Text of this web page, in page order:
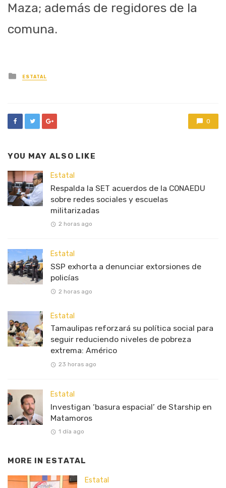
Maza; además de regidores de la
comuna.
Posted
in
ESTATAL
0
YOU MAY ALSO LIKE
Estatal
Respalda la SET acuerdos de la CONAEDU
sobre redes sociales y escuelas
militarizadas
2 horas ago
Estatal
SSP exhorta a denunciar extorsiones de
policías
2 horas ago
Estatal
Tamaulipas reforzará su política social para
seguir reduciendo niveles de pobreza
extrema: Américo
23 horas ago
Estatal
Investigan ‘basura espacial’ de Starship en
Matamoros
1 día ago
MORE IN ESTATAL
Estatal